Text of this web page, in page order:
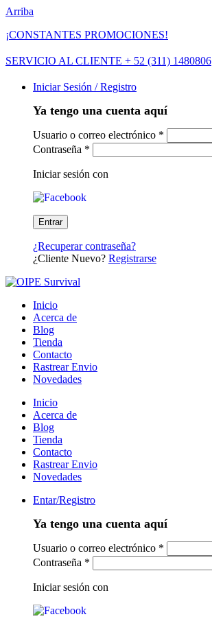
Arriba
¡CONSTANTES PROMOCIONES!
SERVICIO AL CLIENTE + 52 (311) 1480806
Iniciar Sesión / Registro
Ya tengo una cuenta aquí
Usuario o correo electrónico *
Contraseña *
Iniciar sesión con
¿Recuperar contraseña?
¿Cliente Nuevo? Registrarse
Inicio
Acerca de
Blog
Tienda
Contacto
Rastrear Envio
Novedades
Inicio
Acerca de
Blog
Tienda
Contacto
Rastrear Envio
Novedades
Entar/Registro
Ya tengo una cuenta aquí
Usuario o correo electrónico *
Contraseña *
Iniciar sesión con